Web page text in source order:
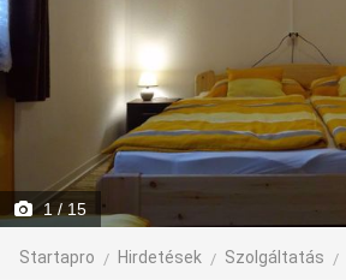
1 / 15
Startapro Hirdetések Szolgáltatás